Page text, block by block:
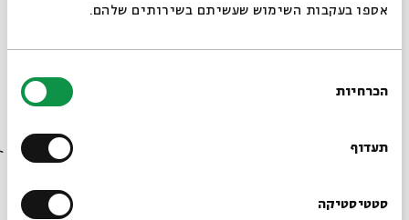
אספו בעקבות השימוש שעשיתם בשירותים שלהם.
הסכמה
הכרחיות
תעדוף
סטטיסטיקה
שיתוף הרשמה לאירועים דומים